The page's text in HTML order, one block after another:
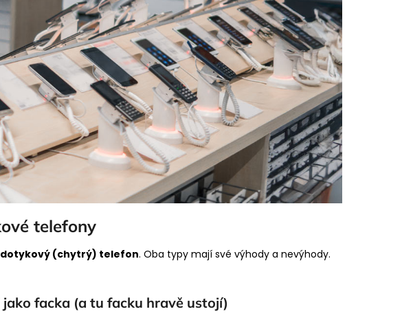
telefony
dotykový (chytrý) telefon. Oba typy mají své výhody a nevýhody.
jako facka (a tu facku hravě ustojí)